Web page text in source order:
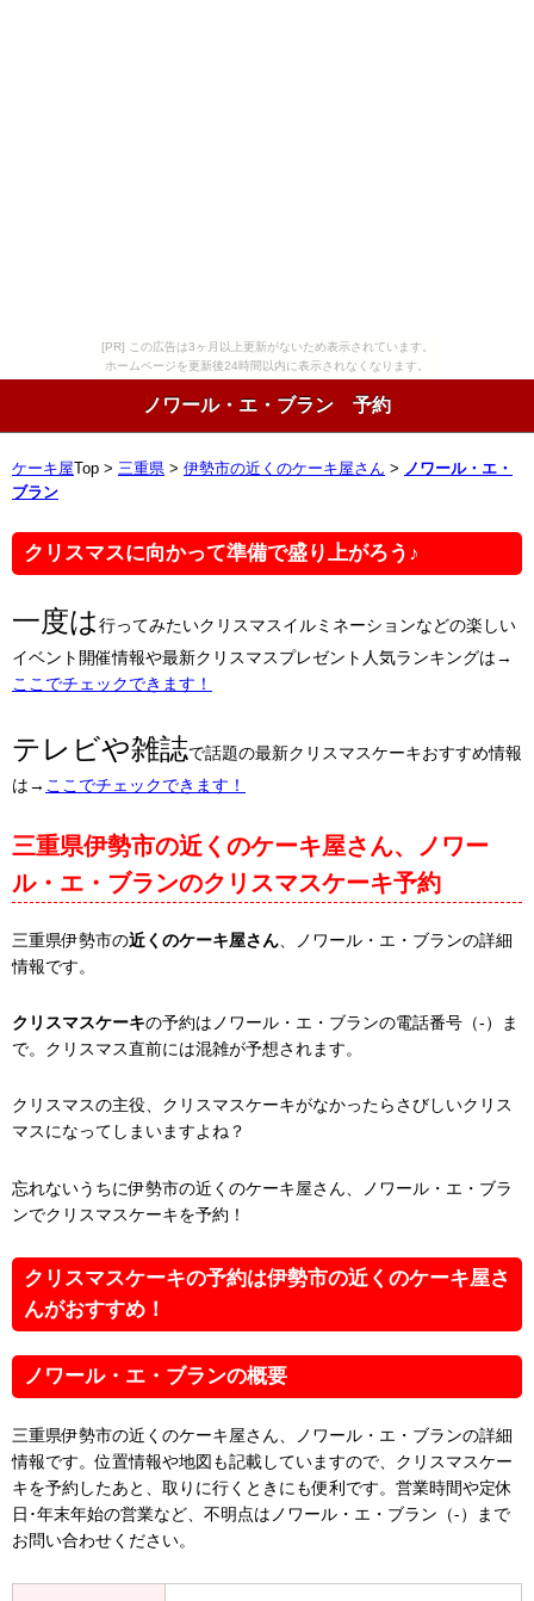
[PR] この広告は3ヶ月以上更新がないため表示されています。
ホームページを更新後24時間以内に表示されなくなります。
ノワール・エ・ブラン 予約
ケーキ屋 Top > 三重県 > 伊勢市の近くのケーキ屋さん > ノワール・エ・
ブラン
クリスマスに向かって準備で盛り上がろう♪
一度は行ってみたいクリスマスイルミネーションなどの楽しい
イベント開催情報や最新クリスマスプレゼント人気ランキングは→
ここでチェックできます！
テレビや雑誌で話題の最新クリスマスケーキおすすめ情報
は→ ここでチェックできます！
三重県伊勢市の近くのケーキ屋さん、ノワー
ル・エ・ブランのクリスマスケーキ予約
三重県伊勢市の近くのケーキ屋さん 、ノワール・エ・ブランの詳細
情報です。
クリスマスケーキの予約はノワール・エ・ブランの電話番号（-）ま
で。クリスマス直前には混雑が予想されます。
クリスマスの主役、クリスマスケーキがなかったらさびしいクリス
マスになってしまいますよね？
忘れないうちに伊勢市の近くのケーキ屋さん、ノワール・エ・ブラ
ンでクリスマスケーキを予約！
クリスマスケーキの予約は伊勢市の近くのケーキ屋さ
んがおすすめ！
ノワール・エ・ブランの概要
三重県伊勢市の近くのケーキ屋さん、ノワール・エ・ブランの詳細
情報です。位置情報や地図も記載していますので、クリスマスケー
キを予約したあと、取りに行くときにも便利です。営業時間や定休
日･年末年始の営業など、不明点はノワール・エ・ブラン（-）まで
お問い合わせください。